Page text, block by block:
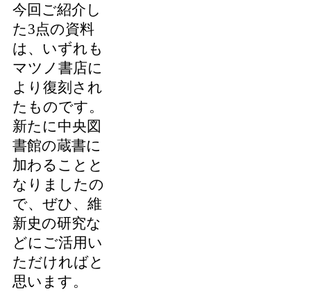
今回ご紹介し
た3点の資料
は、いずれも
マツノ書店に
より復刻され
たものです。
新たに中央図
書館の蔵書に
加わることと
なりましたの
で、ぜひ、維
新史の研究な
どにご活用い
ただければと
思います。